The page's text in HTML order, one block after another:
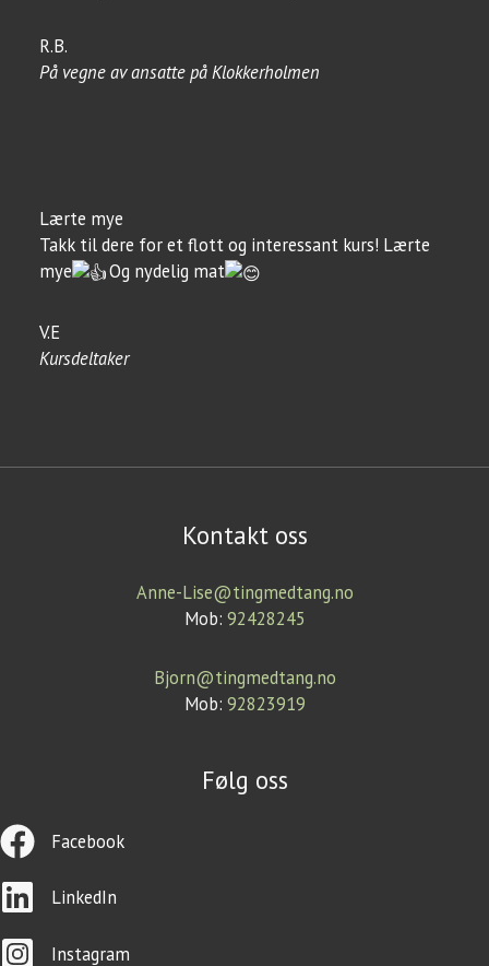
R.B.
På vegne av ansatte på Klokkerholmen
Lærte mye
Takk til dere for et flott og interessant kurs! Lærte
mye
Og nydelig mat
V.E
Kursdeltaker
Kontakt oss
Anne-Lise@tingmedtang.no
Mob: 92428245
Bjorn@tingmedtang.no
Mob: 92823919
Følg oss
Facebook
LinkedIn
Instagram